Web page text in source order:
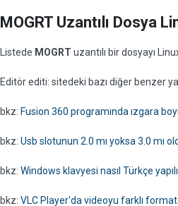
MOGRT Uzantılı Dosya
Listede MOGRT uzantılı bir dosyayı
Editör editi: sitedeki bazı diğer benzer
bkz: Fusion 360 programında ızgara
bkz: Usb slotunun 2.0 mı yoksa 3.0 mı
bkz: Windows klavyesi nasıl Türkçe
bkz: VLC Player'da videoyu farklı